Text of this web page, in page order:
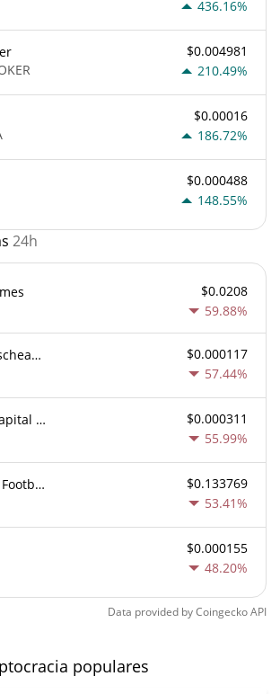
436.16%
$0.004981
210.49%
$0.00016
186.72%
$0.000488
148.55%
24h
$0.0208
59.88%
The Nietzschean Mouse
$0.000117
57.44%
Football Capital Markets
$0.000311
55.99%
Argentine Football Association Fan Token
$0.133769
53.41%
$0.000155
48.20%
Data provided byCoingeckoAPI
populares